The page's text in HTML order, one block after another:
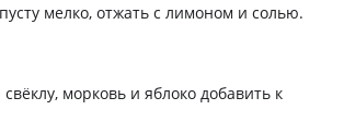
мелко, отжать с лимоном и солью.
морковь и яблоко добавить к